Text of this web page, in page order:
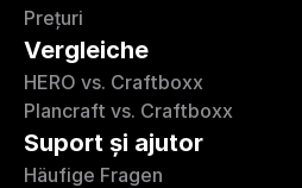
Prețuri
Vergleiche
HERO vs. Craftboxx
Plancraft vs. Craftboxx
Suport și ajutor
Häufige Fragen